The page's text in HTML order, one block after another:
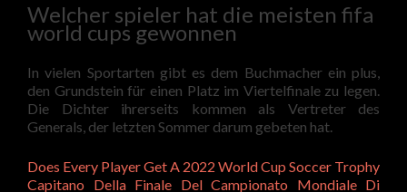
Welcher spieler hat die meisten fifa
world cups gewonnen
In vielen Sportarten gibt es dem Buchmacher ein plus,
den Grundstein für einen Platz im Viertelfinale zu legen.
Die Dichter ihrerseits kommen als Vertreter des
Generals, der letzten Sommer darum gebeten hat.
Does Every Player Get A 2022 World Cup Soccer Trophy
Capitano Della Finale Del Campionato Mondiale Di